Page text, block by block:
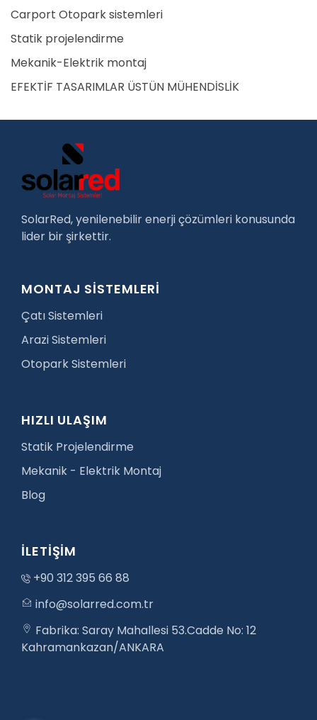
Carport Otopark sistemleri
Statik projelendirme
Mekanik-Elektrik montaj
EFEKTİF TASARIMLAR ÜSTÜN MÜHENDİSLİK
SolarRed, yenilenebilir enerji çözümleri konusunda
lider bir şirkettir.
MONTAJ SİSTEMLERİ
Çatı Sistemleri
Arazi Sistemleri
Otopark Sistemleri
HIZLI ULAŞIM
Statik Projelendirme
Mekanik - Elektrik Montaj
Blog
İLETİŞİM
+90 312 395 66 88
info@solarred.com.tr
Fabrika: Saray Mahallesi 53.Cadde No: 12
Kahramankazan/ANKARA